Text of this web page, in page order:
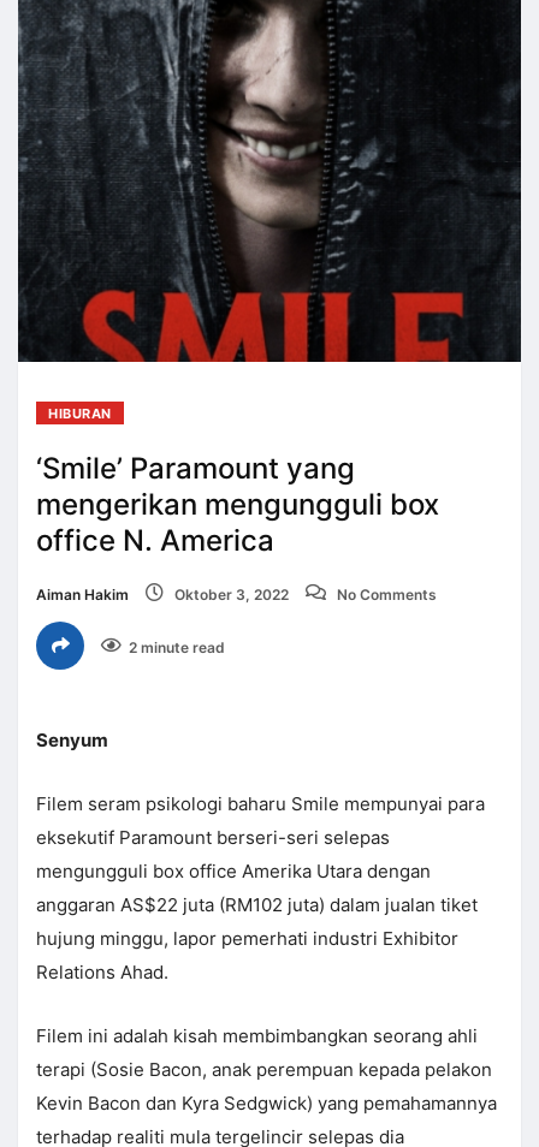
HIBURAN
‘Smile’ Paramount yang
mengerikan mengungguli box
office N. America
Aiman Hakim Oktober 3, 2022 No Comments
2 minute read
Senyum
Filem seram psikologi baharu Smile mempunyai para
eksekutif Paramount berseri-seri selepas
mengungguli box office Amerika Utara dengan
anggaran AS$22 juta (RM102 juta) dalam jualan tiket
hujung minggu, lapor pemerhati industri Exhibitor
Relations Ahad.
Filem ini adalah kisah membimbangkan seorang ahli
terapi (Sosie Bacon, anak perempuan kepada pelakon
Kevin Bacon dan Kyra Sedgwick) yang pemahamannya
terhadap realiti mula tergelincir selepas dia